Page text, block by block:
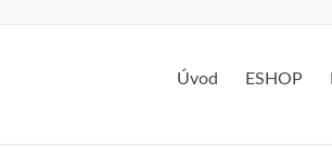
Úvod ESHOP